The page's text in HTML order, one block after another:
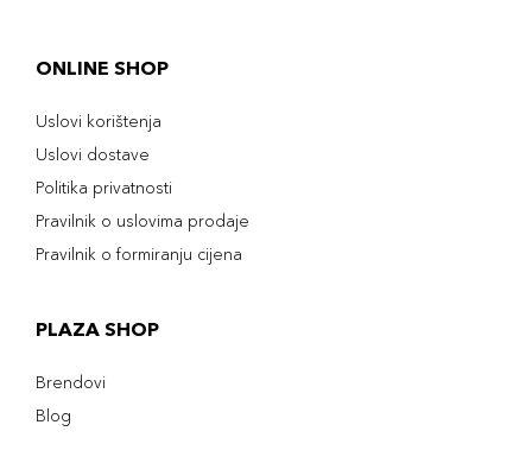
ONLINE SHOP
Uslovi korištenja
Uslovi dostave
Politika privatnosti
Pravilnik o uslovima prodaje
Pravilnik o formiranju cijena
PLAZA SHOP
Brendovi
Blog